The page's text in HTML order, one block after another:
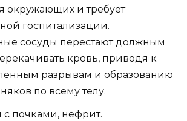
окружающих и требует
госпитализации.
сосуды перестают должным
кровь, приводя к
разрывам и образованию
по всему телу.
почками, нефрит.